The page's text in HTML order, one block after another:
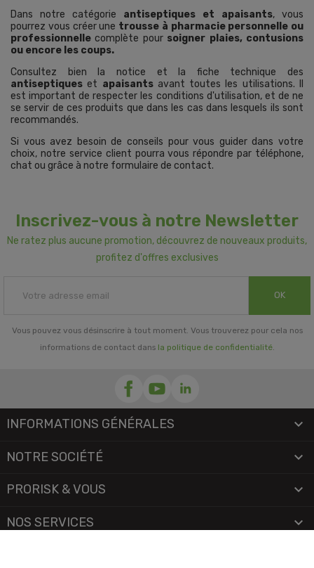
Dans notre catégorie antiseptiques et apaisants, vous
pourrez vous créer une trousse à pharmacie personnelle ou
professionnelle complète pour soigner plaies, contusions
ou encore les coups.
Consultez bien la notice et la fiche technique des
antiseptiques et apaisantsavant toutes les utilisations. Il
est important de respecter les conditions d'utilisation, et de ne
se servir de ces produits que dans les cas dans lesquels ils sont
recommandés.
Si vous avez besoin de conseils pour vous guider dans votre
choix, notre service client pourra vous répondre par téléphone,
chat ou grâce à notre formulaire de contact.
Inscrivez-vous à notre Newsletter
Ne ratez plus aucune promotion, découvrez de nouveaux produits,
profitez d'offres exclusives
OK
Vous pouvez vous désinscrire à tout moment. Vous trouverez pour cela nos
informations de contact dans la politique de confidentialité.
INFORMATIONS GÉNÉRALES 
NOTRE SOCIÉTÉ 
PRORISK & VOUS 
NOS SERVICES 